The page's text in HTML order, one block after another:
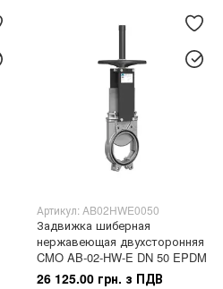
Артикул: AB02HWE0050
Задвижка шиберная
нержавеющая двухсторонняя
CMO AB-02-HW-E DN 50 EPDM
26 125.00 грн. з ПДВ